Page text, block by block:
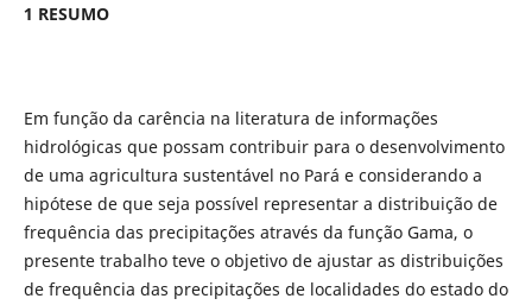
1 RESUMO
Em função da carência na literatura de informações
hidrológicas que possam contribuir para o desenvolvimento
de uma agricultura sustentável no Pará e considerando a
hipótese de que seja possível representar a distribuição de
frequência das precipitações através da função Gama, o
presente trabalho teve o objetivo de ajustar as distribuições
de frequência das precipitações de localidades do estado do